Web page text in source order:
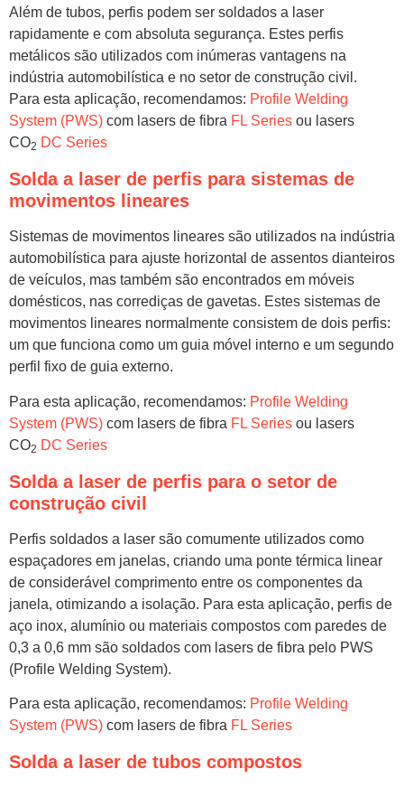
Além de tubos, perfis podem ser soldados a laser
rapidamente e com absoluta segurança. Estes perfis
metálicos são utilizados com inúmeras vantagens na
indústria automobilística e no setor de construção civil.
Para esta aplicação, recomendamos: Profile Welding
System (PWS) com lasers de fibra FL Series ou lasers
CO2 DC Series
Solda a laser de perfis para sistemas de
movimentos lineares
Sistemas de movimentos lineares são utilizados na indústria
automobilística para ajuste horizontal de assentos dianteiros
de veículos, mas também são encontrados em móveis
domésticos, nas corrediças de gavetas. Estes sistemas de
movimentos lineares normalmente consistem de dois perfis:
um que funciona como um guia móvel interno e um segundo
perfil fixo de guia externo.
Para esta aplicação, recomendamos: Profile Welding
System (PWS) com lasers de fibra FL Series ou lasers
CO2 DC Series
Solda a laser de perfis para o setor de
construção civil
Perfis soldados a laser são comumente utilizados como
espaçadores em janelas, criando uma ponte térmica linear
de considerável comprimento entre os componentes da
janela, otimizando a isolação. Para esta aplicação, perfis de
aço inox, alumínio ou materiais compostos com paredes de
0,3 a 0,6 mm são soldados com lasers de fibra pelo PWS
(Profile Welding System).
Para esta aplicação, recomendamos: Profile Welding
System (PWS) com lasers de fibra FL Series
Solda a laser de tubos compostos